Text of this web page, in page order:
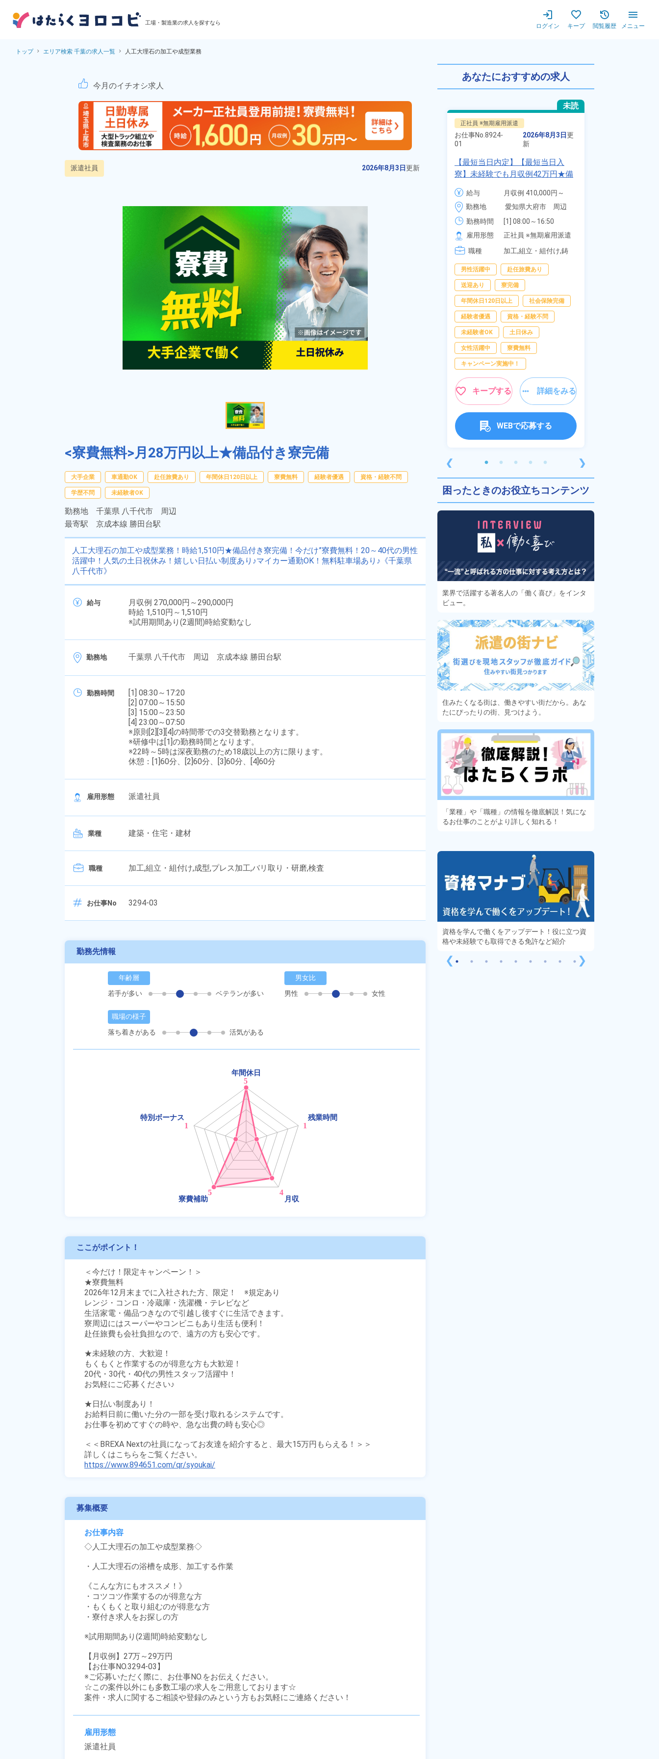
工場・製造業の求人を探すなら ログイン キープ 閲覧履歴 メニュー
トップ エリア検索 千葉の求人一覧 人工大理石の加工や成型業務
人工大理石の加工や成型業務！時給1,510円★備品付き寮完備！今だけ”寮費無料
今月のイチオシ求人
派遣社員 2026年8月3日更新
<寮費無料>月28万円以上★備品付き寮完備
大手企業 車通勤OK 赴任旅費あり 年間休日120日以上 寮費無料 経験者優遇 資格・経験不問
学歴不問 未経験者OK
勤務地 千葉県 八千代市 周辺
最寄駅 京成本線 勝田台駅
人工大理石の加工や成型業務！時給1,510円★備品付き寮完備！今だけ”寮費無料！20～40代の男性
活躍中！人気の土日祝休み！嬉しい日払い制度あり♪マイカー通勤OK！無料駐車場あり♪《千葉県
八千代市》
給与
月収例 270,000円～290,000円
時給 1,510円～1,510円
※試用期間あり(2週間)時給変動なし
勤務地 千葉県 八千代市 周辺 京成本線 勝田台駅
勤務時間
[1] 08:30～17:20
[2] 07:00～15:50
[3] 15:00～23:50
[4] 23:00～07:50
※原則[2][3][4]の時間帯での3交替勤務となります。
※研修中は[1]の勤務時間となります。
※22時～5時は深夜勤務のため18歳以上の方に限ります。
休憩：[1]60分、[2]60分、[3]60分、[4]60分
雇用形態 派遣社員
業種 建築・住宅・建材
職種 加工,組立・組付け,成型,プレス加工,バリ取り・研磨,検査
お仕事No 3294-03
勤務先情報
年齢層
若手が多い
ベテランが多い
男女比
男性
女性
職場の様子
落ち着きがある
活気がある
ここがポイント！
＜今だけ！限定キャンペーン！＞
★寮費無料
2026年12月末までに入社された方、限定！　※規定あり
レンジ・コンロ・冷蔵庫・洗濯機・テレビなど
生活家電・備品つきなので引越し後すぐに生活できます。
寮周辺にはスーパーやコンビニもあり生活も便利！
赴任旅費も会社負担なので、遠方の方も安心です。
★未経験の方、大歓迎！
もくもくと作業するのが得意な方も大歓迎！
20代・30代・40代の男性スタッフ活躍中！
お気軽にご応募ください♪
★日払い制度あり！
お給料日前に働いた分の一部を受け取れるシステムです。
お仕事を初めてすぐの時や、急な出費の時も安心◎
＜＜BREXA Nextの社員になってお友達を紹介すると、最大15万円もらえる！＞＞
https://www.894651.com/qr/syoukai/
募集概要
お仕事内容
◇人工大理石の加工や成型業務◇
・人工大理石の浴槽を成形、加工する作業
《こんな方にもオススメ！》
・コツコツ作業するのが得意な方
・もくもくと取り組むのが得意な方
・寮付き求人をお探しの方
※試用期間あり(2週間)時給変動なし
【月収例】27万～29万円
【お仕事NO.3294-03】
※ご応募いただく際に、お仕事NO.をお伝えください。
☆この案件以外にも多数工場の求人をご用意しております☆
案件・求人に関するご相談や登録のみという方もお気軽にご連絡ください！
雇用形態
派遣社員
あなたにおすすめの求人
❮
未読
派遣社員
お仕事No.13512-
01
2026年8月3日
樹脂製パイプの製造作業！フォー
クリフト業務経験者★20代～40代
市》勤務地
千葉県市原市　周辺
勤務時間
[3] 20:00～08:00
雇用形態
派遣社員
職種
部品供給・充填・運搬,
ピッキング,梱包
男性活躍中 赴任旅費あり
社会保険完備 年間休日120日以上
経験者優遇
キープする
未読
正社員 ※無期雇用派遣
お仕事No. 8924-
01
2026年8月3日更
新
【最短当日内定】【最短当日入
寮】未経験でも月収例42万円★備
品付き寮完備＆赴任旅費会社負担
◎昇給・業績賞与あり！組立や塗
装など自動車製造の各種作業！
《愛知県大府市》
給与
月収例 410,000円～
430,000円
月給 277,000円～
277,000円
勤務地
愛知県大府市　周辺
勤務時間
[1] 08:00～16:50
[2] 06:25～15:10
[3] 17:05～01:50
雇用形態
正社員 ※無期雇用派遣
職種
加工,組立・組付け,鋳
男性活躍中 赴任旅費あり
送迎あり 寮完備
年間休日120日以上 社会保険完備
経験者優遇 資格・経験不問
未経験者OK 土日休み
女性活躍中 寮費無料
キャンペーン実施中！
キープする 詳細をみる
WEBで応募する
❯
困ったときのお役立ちコンテンツ
業界で活躍する著名人の「働く喜び」をインタ
ビュー。
住みたくなる街は、働きやすい街だから。あな
たにぴったりの街、見つけよう。
「業種」や「職種」の情報を徹底解説！気にな
るお仕事のことがより詳しく知れる！
❮
に！？ディープな世界にあなたもきっとハマる
資格を学んで働くをアップデート！役に立つ資
格や未経験でも取得できる免許など紹介
❯